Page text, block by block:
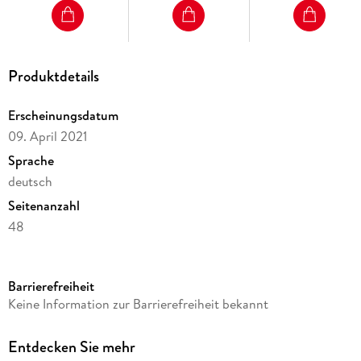
Produktdetails
Erscheinungsdatum
09. April 2021
Sprache
deutsch
Seitenanzahl
48
Verlag/Hersteller
Produktart
Barrierefreiheit
Keine Information zur Barrierefreiheit bekannt
Entdecken Sie mehr